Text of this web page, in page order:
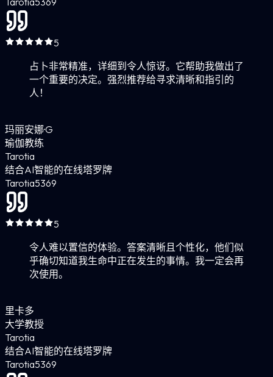
5
占卜非常精准，详细到令人惊讶。它帮助我做出了
一个重要的决定。强烈推荐给寻求清晰和指引的
人！
玛丽安娜·G
瑜伽教练
Tarotia
结合AI智能的在线塔罗牌
Tarotia5369
5
令人难以置信的体验。答案清晰且个性化，他们似
乎确切知道我生命中正在发生的事情。我一定会再
次使用。
里卡多
大学教授
Tarotia
结合AI智能的在线塔罗牌
Tarotia5369